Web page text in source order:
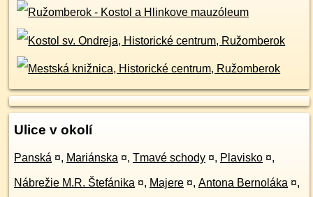
Ulice v okolí
Panská ¤, Mariánska ¤, Tmavé schody ¤, Plavisko ¤,
Nábrežie M.R. Štefánika ¤, Majere ¤, Antona Bernoláka ¤,